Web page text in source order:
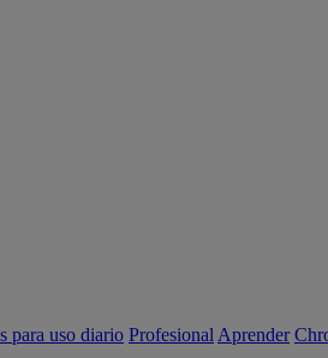
para uso diario Profesional Aprender